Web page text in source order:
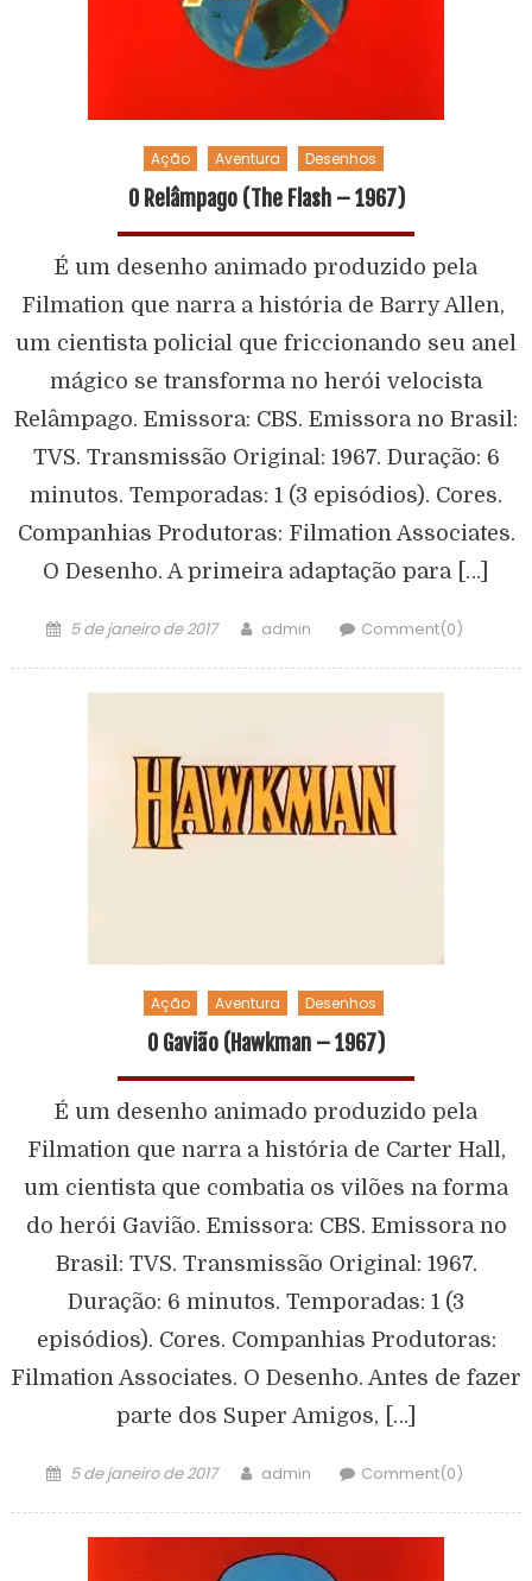
Ação Aventura Desenhos
O Relâmpago (The Flash – 1967)
É um desenho animado produzido pela
Filmation que narra a história de Barry Allen,
um cientista policial que friccionando seu anel
mágico se transforma no herói velocista
Relâmpago. Emissora: CBS. Emissora no Brasil:
TVS. Transmissão Original: 1967. Duração: 6
minutos. Temporadas: 1 (3 episódios). Cores.
Companhias Produtoras: Filmation Associates.
O Desenho. A primeira adaptação para […]
5 de janeiro de 2017 admin Comment(0)
Ação Aventura Desenhos
O Gavião (Hawkman – 1967)
É um desenho animado produzido pela
Filmation que narra a história de Carter Hall,
um cientista que combatia os vilões na forma
do herói Gavião. Emissora: CBS. Emissora no
Brasil: TVS. Transmissão Original: 1967.
Duração: 6 minutos. Temporadas: 1 (3
episódios). Cores. Companhias Produtoras:
Filmation Associates. O Desenho. Antes de fazer
parte dos Super Amigos, […]
5 de janeiro de 2017 admin Comment(0)